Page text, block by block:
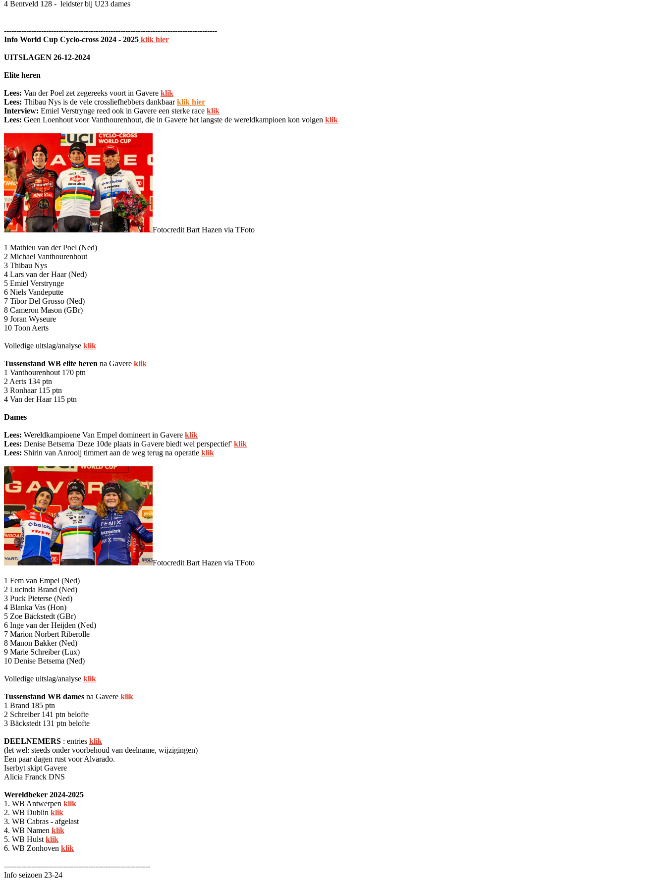
4 Bentveld 128 - leidster bij U23 dames
--------------------------------------------------------------------------------------
Info World Cup Cyclo-cross 2024 - 2025 klik hier
UITSLAGEN 26-12-2024
Elite heren
Lees: Van der Poel zet zegereeks voort in Gavere klik
Lees: Thibau Nys is de vele crossliefhebbers dankbaar klik hier
Interview: Emiel Verstrynge reed ook in Gavere een sterke race klik
Lees: Geen Loenhout voor Vanthourenhout, die in Gavere het langste de wereldkampioen kon volgen klik
Fotocredit Bart Hazen via TFoto
1 Mathieu van der Poel (Ned)
2 Michael Vanthourenhout
3 Thibau Nys
4 Lars van der Haar (Ned)
5 Emiel Verstrynge
6 Niels Vandeputte
7 Tibor Del Grosso (Ned)
8 Cameron Mason (GBr)
9 Joran Wyseure
10 Toon Aerts
Volledige uitslag/analyse klik
Tussenstand WB elite heren na Gavere klik
1 Vanthourenhout 170 ptn
2 Aerts 134 ptn
3 Ronhaar 115 ptn
4 Van der Haar 115 ptn
Dames
Lees: Wereldkampioene Van Empel domineert in Gavere klik
Lees: Denise Betsema 'Deze 10de plaats in Gavere biedt wel perspectief' klik
Lees: Shirin van Anrooij timmert aan de weg terug na operatie klik
Fotocredit Bart Hazen via TFoto
1 Fem van Empel (Ned)
2 Lucinda Brand (Ned)
3 Puck Pieterse (Ned)
4 Blanka Vas (Hon)
5 Zoe Bäckstedt (GBr)
6 Inge van der Heijden (Ned)
7 Marion Norbert Riberolle
8 Manon Bakker (Ned)
9 Marie Schreiber (Lux)
10 Denise Betsema (Ned)
Volledige uitslag/analyse klik
Tussenstand WB dames na Gavere klik
1 Brand 185 ptn
2 Schreiber 141 ptn belofte
3 Bäckstedt 131 ptn belofte
DEELNEMERS : entries klik
(let wel: steeds onder voorbehoud van deelname, wijzigingen)
Een paar dagen rust voor Alvarado.
Iserbyt skipt Gavere
Alicia Franck DNS
Wereldbeker 2024-2025
1. WB Antwerpen klik
2. WB Dublin klik
3. WB Cabras - afgelast
4. WB Namen klik
5. WB Hulst klik
6. WB Zonhoven klik
-----------------------------------------------------------
Info seizoen 23-24